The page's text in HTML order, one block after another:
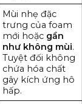
Mùi nhẹ đặc
trưng của foam
mới hoặc gần
như không mùi.
Tuyệt đối không
chứa hóa chất
gây kích ứng hô
hấp.